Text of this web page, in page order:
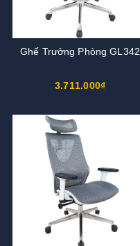
Ghế Trưởng Phòng GL342
3.711.000₫